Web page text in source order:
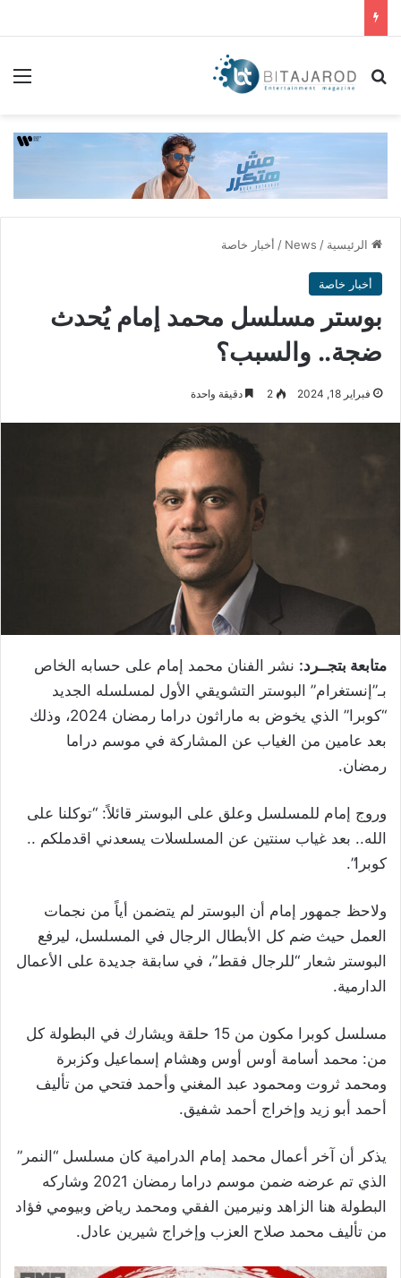
بحث عن
الرئيسية /
News
/ أخبار خاصة
أخبار خاصة
بوستر مسلسل محمد إمام يُحدث
ضجة.. والسبب؟
فبراير 18, 2024 2 دقيقة واحدة
متابعة بتجــرد: نشر الفنان محمد إمام على حسابه الخاص
بـ”إنستغرام” البوستر التشويقي الأول لمسلسله الجديد
“كوبرا” الذي يخوض به ماراثون دراما رمضان 2024، وذلك
بعد عامين من الغياب عن المشاركة في موسم دراما
رمضان.
وروج إمام للمسلسل وعلق على البوستر قائلاً: “توكلنا على
الله.. بعد غياب سنتين عن المسلسلات يسعدني اقدملكم ..
كوبرا”.
ولاحظ جمهور إمام أن البوستر لم يتضمن أياً من نجمات
العمل حيث ضم كل الأبطال الرجال في المسلسل، ليرفع
البوستر شعار “للرجال فقط”، في سابقة جديدة على الأعمال
الدارمية.
مسلسل كوبرا مكون من 15 حلقة ويشارك في البطولة كل
من: محمد أسامة أوس أوس وهشام إسماعيل وكزبرة
ومحمد ثروت ومحمود عبد المغني وأحمد فتحي من تأليف
أحمد أبو زيد وإخراج أحمد شفيق.
يذكر أن آخر أعمال محمد إمام الدرامية كان مسلسل “النمر”
الذي تم عرضه ضمن موسم دراما رمضان 2021 وشاركه
البطولة هنا الزاهد ونيرمين الفقي ومحمد رياض وبيومي فؤاد
من تأليف محمد صلاح العزب وإخراج شيرين عادل.